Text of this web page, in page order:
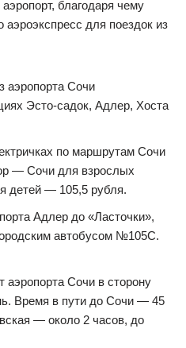
благодаря чему
для поездок из
аэропорта Сочи
Эсто-садок, Адлер, Хоста
по маршрутам Сочи
— Сочи для взрослых
детей — 105,5 рубля.
Адлер до «Ласточки»,
автобусом №105С.
аэропорта Сочи в сторону
Время в пути до Сочи — 45
— около 2 часов, до